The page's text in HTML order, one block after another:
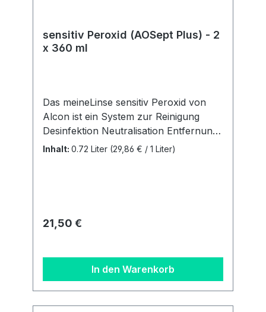
sensitiv Peroxid (AOSept Plus) - 2
x 360 ml
Das meineLinse sensitiv Peroxid von
Alcon ist ein System zur Reinigung
Desinfektion Neutralisation Entfernung
von Proteinen Aufbewahrung 100%
Behälter. Unser 3 Monatsbedarf
besteht aus 2 Flaschen á 360 ml + 1
Produktsicherheitsverordnung Als
verantwortungsbewusstes
Unternehmen legen wir großen Wert
Inhalt: 0.72 Liter (29,86 € / 1 Liter)
Regulärer Preis:
21,50 €
In den Warenkorb